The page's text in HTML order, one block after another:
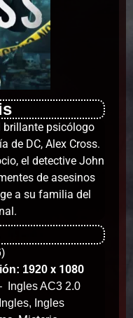
brillante psicólogo
de DC, Alex Cross.
el detective John
de asesinos
a su familia del
1920 x 1080
Ingles AC3 2.0
Ingles